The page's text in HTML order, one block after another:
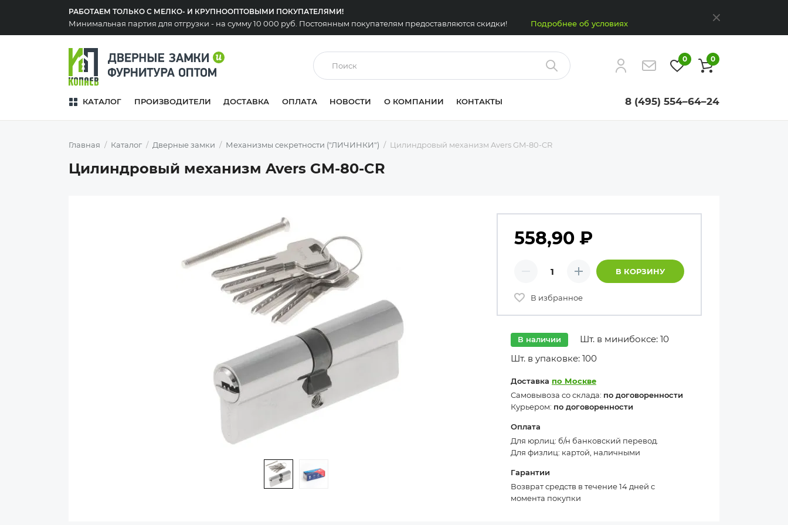
РАБОТАЕМ ТОЛЬКО С МЕЛКО- И КРУПНООПТОВЫМИ ПОКУПАТЕЛЯМИ!
Минимальная партия для отгрузки - на сумму 10 000 руб. Постоянным покупателям предоставляются скидки! Подробнее об условиях Закрыть
Найти
0 0
КАТАЛОГ ПРОИЗВОДИТЕЛИ ДОСТАВКА ОПЛАТА НОВОСТИ О КОМПАНИИ КОНТАКТЫ 8 (495) 554–64–24
Главная Каталог Дверные замки Механизмы секретности ("ЛИЧИНКИ") Цилиндровый механизм Avers GM-80-CR
Цилиндровый механизм Avers GM-80-CR
558,90 ₽
Количество товаров
Минус Плюс В КОРЗИНУ
В избранное
В наличии
Шт. в минибоксе: 10
Шт. в упаковке: 100
Доставка по Москве
Самовывоза со склада: по договоренности
Курьером: по договоренности
Оплата
Для юрлиц: б/н банковский перевод.
Для физлиц: картой, наличными
Гарантии
Возврат средств в течение 14 дней с
момента покупки